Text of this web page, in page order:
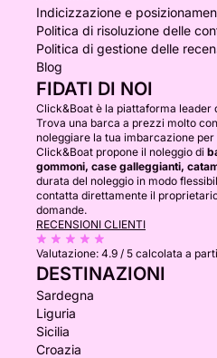
Indicizzazione e
Politica di risoluzione delle
Politica di gestione delle
Blog
FIDATI DI NOI
Click&Boat è la piattaforma leader
Trova una barca a prezzi molto
noleggiare la tua imbarcazione
Click&Boat propone il noleggio di
gommoni, case galleggianti,
durata del noleggio in modo
contatta direttamente il
domande.
RECENSIONI CLIENTI
Valutazione: 4.9 / 5 calcolata a
DESTINAZIONI
Sardegna
Liguria
Sicilia
Croazia